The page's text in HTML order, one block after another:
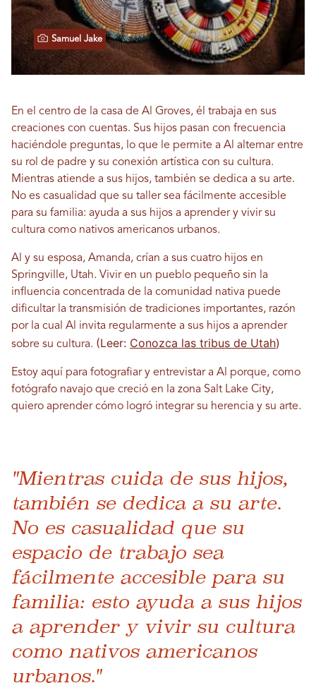
Samuel Jake
En el centro de la casa de Al Groves, él trabaja en sus
creaciones con cuentas. Sus hijos pasan con frecuencia
haciéndole preguntas, lo que le permite a Al alternar entre
su rol de padre y su conexión artística con su cultura.
Mientras atiende a sus hijos, también se dedica a su arte.
No es casualidad que su taller sea fácilmente accesible
para su familia: ayuda a sus hijos a aprender y vivir su
cultura como nativos americanos urbanos.
Al y su esposa, Amanda, crían a sus cuatro hijos en
Springville, Utah. Vivir en un pueblo pequeño sin la
influencia concentrada de la comunidad nativa puede
dificultar la transmisión de tradiciones importantes, razón
por la cual Al invita regularmente a sus hijos a aprender
sobre su cultura. (Leer: Conozca las tribus de Utah)
Estoy aquí para fotografiar y entrevistar a Al porque, como
fotógrafo navajo que creció en la zona Salt Lake City,
quiero aprender cómo logró integrar su herencia y su arte.
"Mientras cuida de sus hijos,
también se dedica a su arte.
No es casualidad que su
espacio de trabajo sea
fácilmente accesible para su
familia: esto ayuda a sus hijos
a aprender y vivir su cultura
como nativos americanos
urbanos."